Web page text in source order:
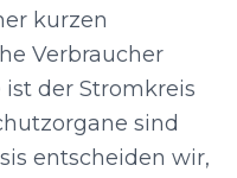
kurzen
Verbraucher
der Stromkreis
sind
entscheiden wir,